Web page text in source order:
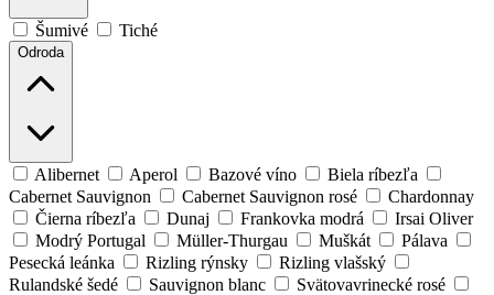
Šumivé Tiché
Odroda
Alibernet Aperol Bazové víno
Biela ríbezľa
Cabernet Sauvignon
Cabernet Sauvignon rosé
Chardonnay
Čierna ríbezľa
Dunaj Frankovka modrá
Irsai Oliver
Modrý Portugal
Müller-Thurgau Muškát
Pálava
Pesecká leánka
Rizling rýnsky
Rizling vlašský
Rulandské šedé
Sauvignon blanc
Svätovavrinecké rosé